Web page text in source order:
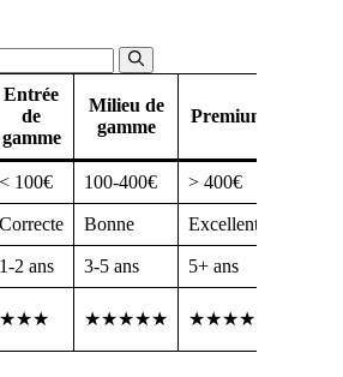
Entrée
de
gamme
Milieu de
gamme
Premium
< 100€ 100-400€ > 400€
Correcte Bonne Excellente
1-2 ans 3-5 ans 5+ ans
★★★ ★★★★★ ★★★★